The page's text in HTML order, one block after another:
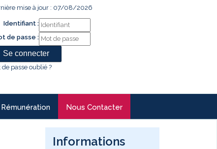
mise à jour : 07/08/2026
Identifiant :
de passe :
de passe oublié ?
Rémunération Nous Contacter
Informations